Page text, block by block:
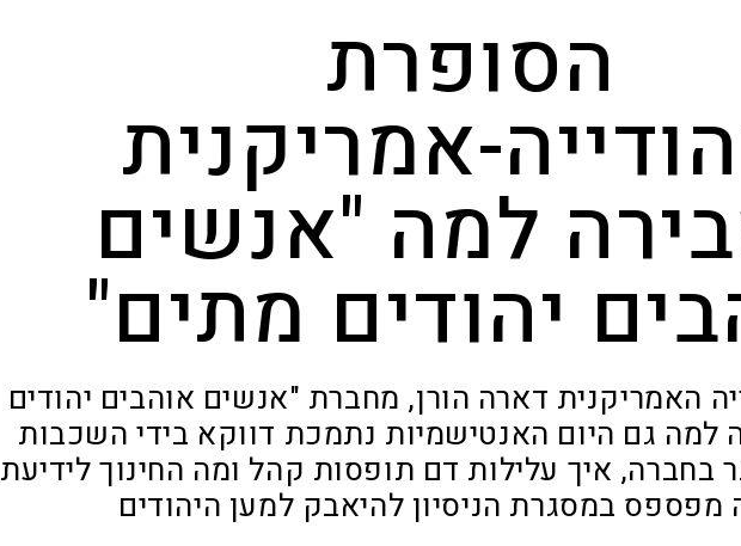
הסופרת
אמריקנית
למה "אנשים
יהודים מתים"
האמריקנית דארה הורן, מחברת "אנשים אוהבים יהודים
למה גם היום האנטישמיות נתמכת דווקא בידי השכבות
בחברה, איך עלילות דם תופסות קהל ומה החינוך לידיעת
במסגרת הניסיון להיאבק למען היהודים